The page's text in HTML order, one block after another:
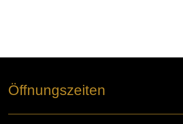
Öffnungszeiten